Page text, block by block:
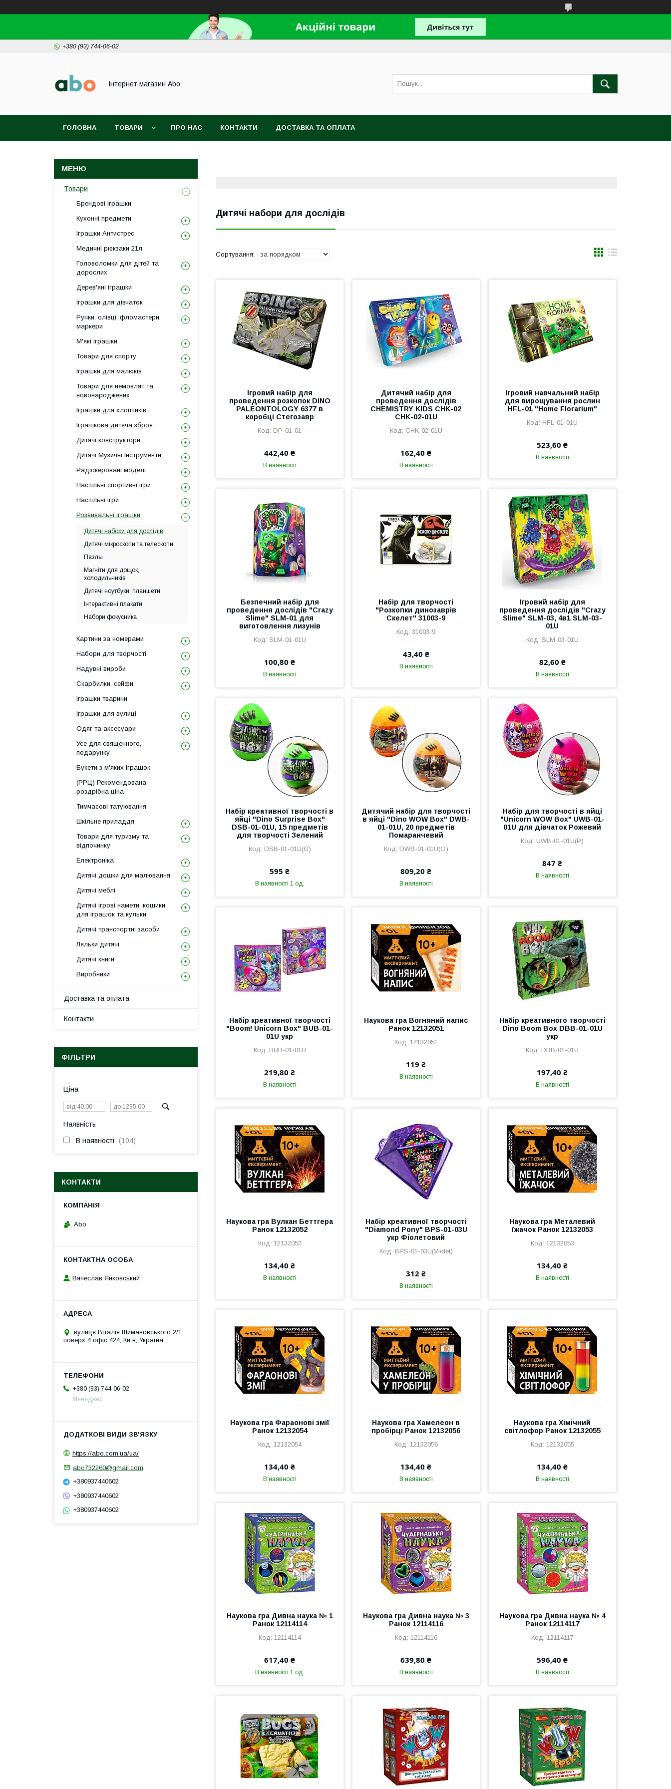
+380 (93) 744-06-02
Інтернет магазин Abo
ГОЛОВНА ТОВАРИ ПРО НАС КОНТАКТИ ДОСТАВКА ТА ОПЛАТА
Дитячі набори для дослідів
Ігровий набір для
проведення розкопок DINO
PALEONTOLOGY 6377 в
коробці Стегозавр
DP-01-01
442,40 ₴
В наявності
Дитячий набір для
проведення дослідів
CHEMISTRY KIDS CHK-02
CHK-02-01U
CHK-02-01U
162,40 ₴
В наявності
Ігровий навчальний набір
для вирощування рослин
HFL-01 "Home Florarium"
HFL-01-01U
523,60 ₴
В наявності
Безпечний набір для
проведення дослідів "Crazy
Slime" SLM-01 для
виготовлення лизунів
SLM-01-01U
100,80 ₴
В наявності
Набір для творчості
"Розкопки динозаврів
Скелет" 31003-9
31003-9
43,40 ₴
В наявності
Ігровий набір для
проведення дослідів "Crazy
Slime" SLM-03, 4в1 SLM-03-
01U
SLM-03-01U
82,60 ₴
В наявності
Набір креативної творчості в
яйці "Dino Surprise Box"
DSB-01-01U, 15 предметів
для творчості Зелений
DSB-01-01U(G)
595 ₴
В наявності 1 од.
Дитячий набір для творчості
в яйці "Dino WOW Box" DWB-
01-01U, 20 предметів
Помаранчевий
DWB-01-01U(O)
809,20 ₴
В наявності
Набір для творчості в яйці
"Unicorn WOW Box" UWB-01-
01U для дівчаток Рожевий
UWB-01-01U(P)
847 ₴
В наявності
Набір креативної творчості
"Boom! Unicorn Box" BUB-01-
01U укр
BUB-01-01U
219,80 ₴
В наявності
Наукова гра Вогняний напис
Ранок 12132051
12132051
119 ₴
В наявності
Набір креативного творчості
Dino Boom Box DBB-01-01U
укр
DBB-01-01U
197,40 ₴
В наявності
Наукова гра Вулкан Беттгера
Ранок 12132052
12132052
134,40 ₴
В наявності
Набір креативної творчості
"Diamond Pony" BPS-01-03U
укр Фіолетовий
BPS-01-03U(Violet)
312 ₴
В наявності
Наукова гра Металевий
їжачок Ранок 12132053
12132053
134,40 ₴
В наявності
Наукова гра Фараонові змії
Ранок 12132054
12132054
134,40 ₴
В наявності
Наукова гра Хамелеон в
пробірці Ранок 12132056
12132056
134,40 ₴
В наявності
Наукова гра Хімічний
світлофор Ранок 12132055
12132055
134,40 ₴
В наявності
Наукова гра Дивна наука № 1
Ранок 12114114
12114114
617,40 ₴
В наявності 1 од.
Наукова гра Дивна наука № 3
Ранок 12114116
12114116
639,80 ₴
В наявності
Наукова гра Дивна наука № 4
Ранок 12114117
12114117
596,40 ₴
В наявності
Товари
Брендові іграшки
Кухонні предмети
Іграшки Антистрес
Медичні рюкзаки 21л
Головоломки для дітей та
дорослих
Дерев'яні іграшки
Іграшки для дівчаток
Ручки, олівці, фломастери,
маркери
М'які іграшки
Товари для спорту
Іграшки для малюків
Товари для немовлят та
новонароджених
Іграшки для хлопчиків
Іграшкова дитяча зброя
Дитячі конструктори
Дитячі Музичні Інструменти
Радіокеровані моделі
Настільні спортивні ігри
Настільні ігри
Розвивальні іграшки
Дитячі набори для дослідів
Дитячі мікроскопи та телескопи
Пазлы
Магніти для дощок,
холодильників
Дитячі ноутбуки, планшети
Інтерактивні плакати
Набори фокусника
Картини за номерами
Набори для творчості
Надувні вироби
Скарбилки, сейфи
Іграшки тварини
Іграшки для вулиці
Одяг та аксесуари
Усе для священного,
подарунку
Букети з м'яких іграшок
(РРЦ) Рекомендована
роздрібна ціна
Тимчасові татуювання
Шкільне приладдя
Товари для туризму та
відпочинку
Електроніка
Дитячі дошки для малювання
Дитячі меблі
Дитячі ігрові намети, кошики
для іграшок та кульки
Дитячі транспортні засоби
Ляльки дитячі
Дитячі книги
Виробники
Доставка та оплата
Контакти
ФІЛЬТРИ
Ціна
Наявність
В наявності 104
КОНТАКТИ
Abo
Вячеслав Янковський
вулиця Віталія Шимановського 2/1
поверх 4 офіс 424, Київ, Україна
+380 (93) 744-06-02
Менеджер
https://abo.com.ua/ua/
abo732260@gmail.com
+380937440602
+380937440602
+380937440602